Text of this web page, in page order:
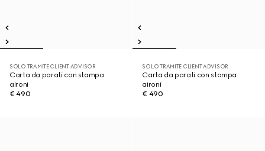
SOLO TRAMITE CLIENT ADVISOR
Carta da parati con stampa
aironi
€ 490
SOLO TRAMITE CLIENT ADVISOR
Carta da parati con stampa
aironi
€ 490